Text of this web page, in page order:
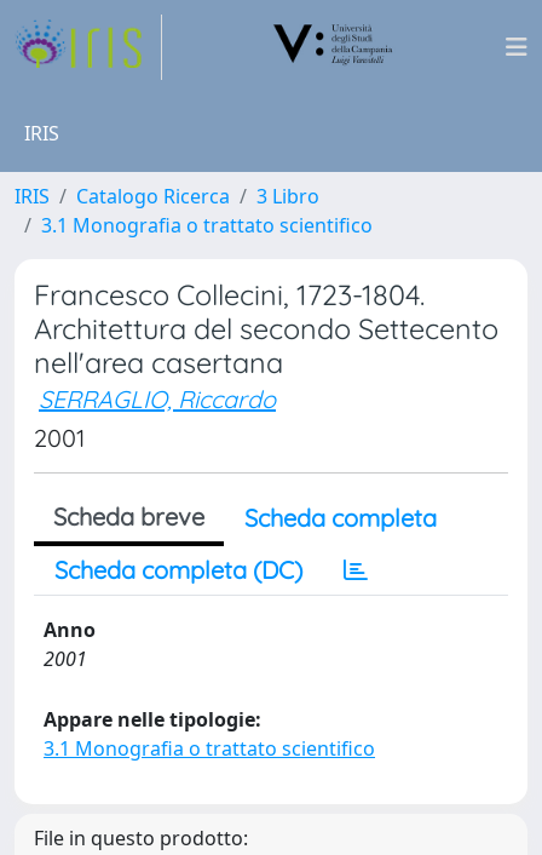
IRIS
IRIS Catalogo Ricerca
3 Libro
3.1 Monografia o trattato scientifico
Francesco Collecini, 1723-1804.
Architettura del secondo Settecento
nell'area casertana
SERRAGLIO, Riccardo
2001
Scheda breve
Scheda completa
Scheda completa (DC)
Anno
2001
Appare nelle tipologie:
3.1 Monografia o trattato scientifico
File in questo prodotto: